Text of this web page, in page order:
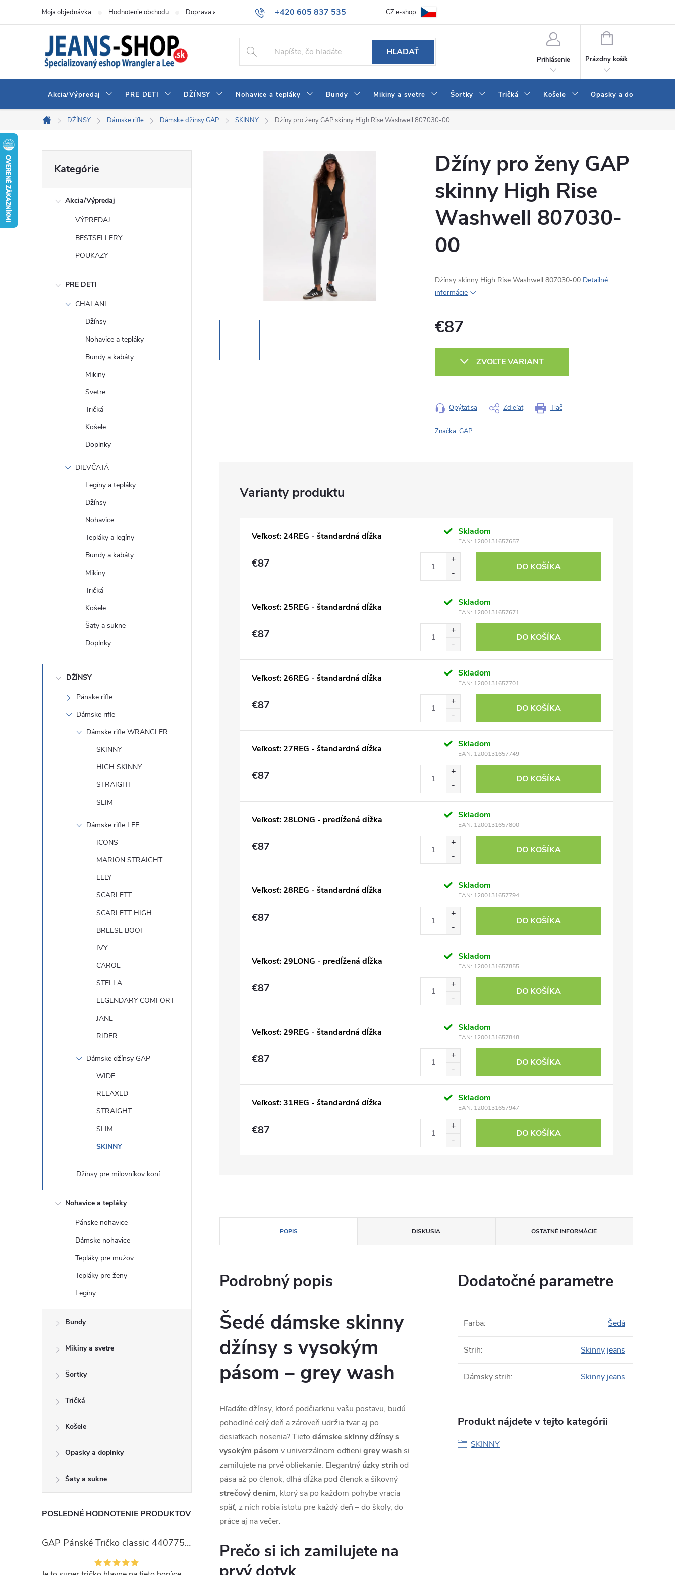
+420 605 837 535
info@jeans-shop.sk
Moja objednávka Hodnotenie obchodu Doprava a platba Všeobecné obchodné podmienky Ako vybrať džínsy Wrangler a LEE
CZ e-shop
HĽADAŤ
Prihlásenie
NÁKUPNÝ
Prázdny košík
Akcia/Výpredaj PRE DETI DŽÍNSY Nohavice a tepláky Bundy Mikiny a svetre Šortky Tričká Košele Opasky a doplnky
Domov
DŽÍNSY Dámske rifle Dámske džínsy GAP SKINNY Džíny pro ženy GAP skinny High Rise Washwell 807030-00
kategórie
Kategórie
Akcia/Výpredaj
VÝPREDAJ
BESTSELLERY
POUKAZY
PRE DETI
CHALANI
Džínsy
Nohavice a tepláky
Bundy a kabáty
Mikiny
Svetre
Tričká
Košele
Doplnky
DIEVČATÁ
Legíny a tepláky
Džínsy
Nohavice
Tepláky a legíny
Bundy a kabáty
Mikiny
Tričká
Košele
Šaty a sukne
Doplnky
DŽÍNSY
Pánske rifle
Dámske rifle
Dámske rifle WRANGLER
SKINNY
HIGH SKINNY
STRAIGHT
SLIM
Dámske rifle LEE
ICONS
MARION STRAIGHT
ELLY
SCARLETT
SCARLETT HIGH
BREESE BOOT
IVY
CAROL
STELLA
LEGENDARY COMFORT
JANE
RIDER
Dámske džínsy GAP
WIDE
RELAXED
STRAIGHT
SLIM
SKINNY
Džínsy pre milovníkov koní
Nohavice a tepláky
Pánske nohavice
Dámske nohavice
Tepláky pre mužov
Tepláky pre ženy
Legíny
Bundy
Mikiny a svetre
Šortky
Tričká
Košele
Opasky a doplnky
Šaty a sukne
POSLEDNÉ HODNOTENIE PRODUKTOV
GAP Pánské Tričko classic 440775-00
Džíny pro ženy GAP
skinny High Rise
Washwell 807030-
00
Džínsy skinny High Rise Washwell 807030-00 Detailné
informácie
€87
ZVOĽTE VARIANT
Tlač
Opýtať sa Zdieľať
Značka:GAP
Veľkosť: 24REG - štandardná dĺžka Skladom
EAN: 1200131657657
€87 DO KOŠÍKA
Veľkosť: 25REG - štandardná dĺžka Skladom
EAN: 1200131657671
€87 DO KOŠÍKA
Veľkosť: 26REG - štandardná dĺžka Skladom
EAN: 1200131657701
€87 DO KOŠÍKA
Veľkosť: 27REG - štandardná dĺžka Skladom
EAN: 1200131657749
€87 DO KOŠÍKA
Veľkosť: 28LONG - predĺžená dĺžka Skladom
EAN: 1200131657800
€87 DO KOŠÍKA
Veľkosť: 28REG - štandardná dĺžka Skladom
EAN: 1200131657794
€87 DO KOŠÍKA
Veľkosť: 29LONG - predĺžená dĺžka Skladom
EAN: 1200131657855
€87 DO KOŠÍKA
Veľkosť: 29REG - štandardná dĺžka Skladom
EAN: 1200131657848
€87 DO KOŠÍKA
Veľkosť: 31REG - štandardná dĺžka Skladom
EAN: 1200131657947
€87 DO KOŠÍKA
POPIS DISKUSIA OSTATNÉ INFORMÁCIE
Podrobný popis
Šedé dámske skinny
džínsy s vysokým
pásom – grey wash
Hľadáte džínsy, ktoré podčiarknu vašu postavu, budú
pohodlné celý deň a zároveň udržia tvar aj po
desiatkach nosenia? Tieto dámske skinny džínsy s
vysokým pásom v univerzálnom odtieni grey wash si
zamilujete na prvé obliekanie. Elegantný úzky strihod
pása až po členok, dlhá dĺžka pod členok a šikovný
strečový denim, ktorý sa po každom pohybe vracia
späť, z nich robia istotu pre každý deň – do školy, do
práce aj na večer.
Prečo si ich zamilujete na
Dodatočné parametre
Farba: Šedá
Strih: Skinny jeans
Dámsky strih: Skinny jeans
Produkt nájdete v tejto kategórii
SKINNY